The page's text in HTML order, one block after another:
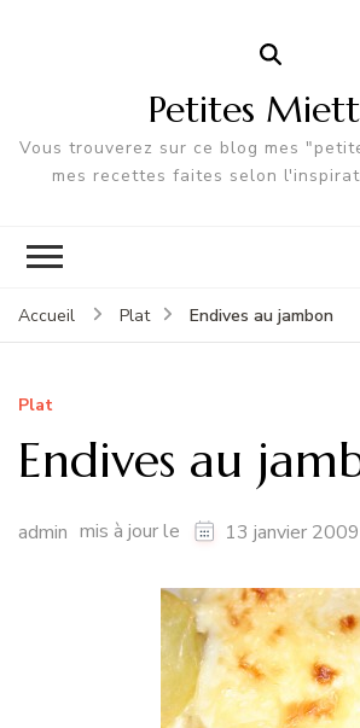
Petites
Vous trouverez sur ce blog mes
mes recettes faites selon
Accueil Plat Endives au jambon
Plat
Endives au
admin mis à jour le 13 janvier 2009